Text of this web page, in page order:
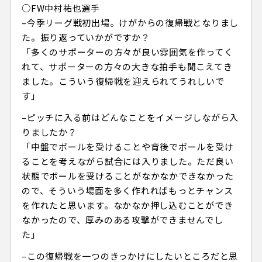
○FW中村祐也選手
–今季リーグ戦初出場。けがからの復帰戦となりまし
た。振り返っていかがですか？
「多くのサポーターの方々が良い雰囲気を作ってく
れて、サポーターの方々の大きな拍手も聞こえてき
ました。こういう復帰戦を迎えられてうれしいで
す」
–ピッチに入る前はどんなことをイメージしながら入
りましたか？
「中盤でボールを受けることや背後でボールを受け
ることを考えながら試合には入りました。ただ良い
状態でボールを受けることがなかなかできなかった
ので、そういう場面を多く作れればもっとチャンス
を作れたと思います。なかなか押し込むことができ
なかったので、厚みのある攻撃ができませんでし
た」
–この復帰戦を一つのきっかけにしたいところだと思